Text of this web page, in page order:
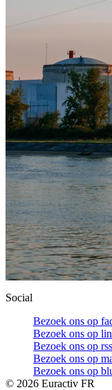
Social
Bezoek ons op
Bezoek ons op
Bezoek ons op
Bezoek ons op
Bezoek ons op
© 2026 Euractiv FR